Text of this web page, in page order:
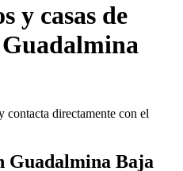
y casas de
contacta directamente con el
Guadalmina Baja